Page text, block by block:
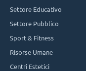
Settore Educativo
Settore Pubblico
Sport & Fitness
Risorse Umane
Centri Estetici